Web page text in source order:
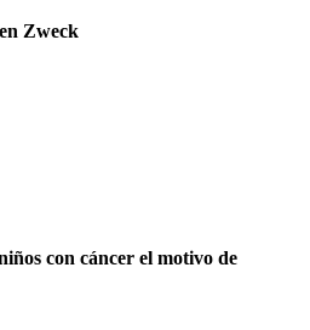
Zweck
con cáncer el motivo de